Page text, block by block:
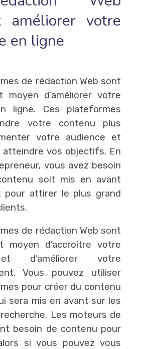
améliorer votre
en ligne
de rédaction Web sont
moyen d’améliorer votre
ligne. Ces plateformes
votre contenu plus
votre audience et
atteindre vos objectifs. En
vous avez besoin
soit mis en avant
pour attirer le plus grand
de rédaction Web sont
moyen d’accroître votre
d’améliorer votre
Vous pouvez utiliser
pour créer du contenu
sera mis en avant sur les
Les moteurs de
besoin de contenu pour
si vous pouvez vous